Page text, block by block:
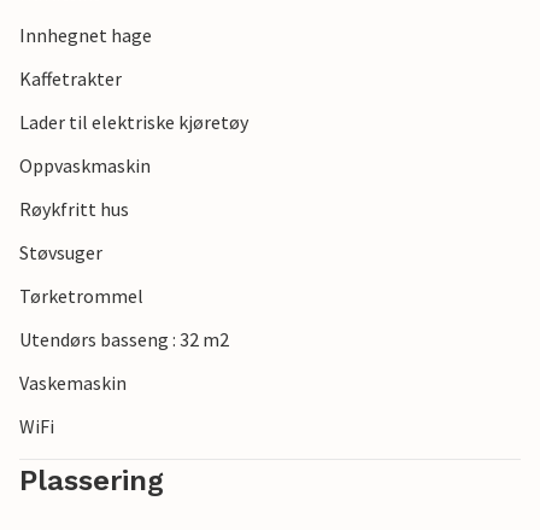
Innhegnet hage
Kaffetrakter
Lader til elektriske kjøretøy
Oppvaskmaskin
Røykfritt hus
Støvsuger
Tørketrommel
Utendørs basseng : 32 m2
Vaskemaskin
WiFi
Plassering